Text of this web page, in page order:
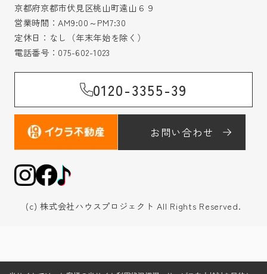
京都府京都市伏見区桃山町遠山６９
営業時間：AM9:00～PM7:30
定休日：なし（年末年始を除く）
電話番号： 075-602-1023
0120-3355-39
お問い合わせ
(c) 株式会社ハウスプロジェクト All Rights Reserved.